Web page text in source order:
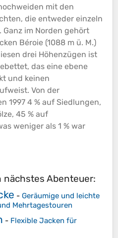
mit den
die entweder einzeln
im Norden gehört
Béroie (1088 m ü. M.)
drei Höhenzügen ist
das eine ebene
und keinen
Von der
1997 4 % auf Siedlungen,
45 % auf
weniger als 1 % war
nächstes Abenteuer:
- Geräumige und leichte
Mehrtagestouren
- Flexible Jacken für